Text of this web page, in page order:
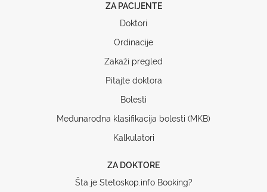
ZA PACIJENTE
Doktori
Ordinacije
Zakaži pregled
Pitajte doktora
Bolesti
Međunarodna klasifikacija bolesti (MKB)
Kalkulatori
ZA DOKTORE
Šta je Stetoskop.info Booking?